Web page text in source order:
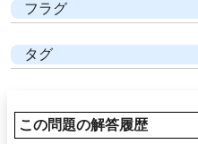
フラグ
タグ
この問題の解答履歴